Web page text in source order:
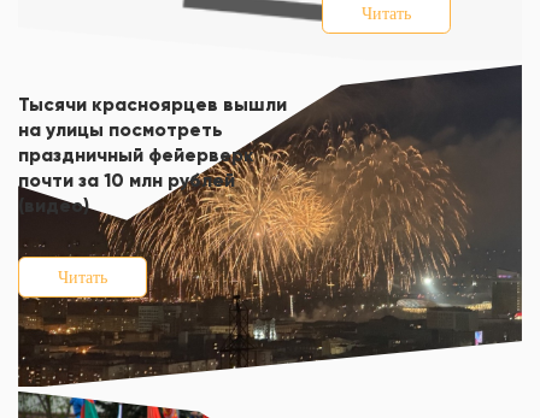
Читать
Тысячи красноярцев вышли
на улицы посмотреть
праздничный фейерверк
почти за 10 млн рублей
(видео)
Читать